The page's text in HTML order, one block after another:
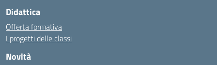
Didattica
Offerta formativa
I progetti delle classi
Novità